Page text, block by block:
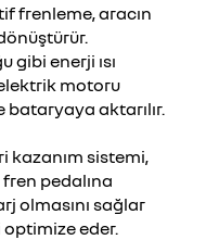
frenleme, aracın
gibi enerji ısı
motoru
bataryaya aktarılır.
kazanım sistemi,
pedalına
olmasını sağlar
eder.